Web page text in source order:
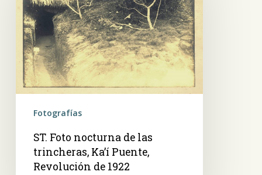
de
las
trincheras,
Ka’í
Puente,
Revolución
Fotografías
ST. Foto nocturna de las
trincheras, Ka’í Puente,
Revolución de 1922